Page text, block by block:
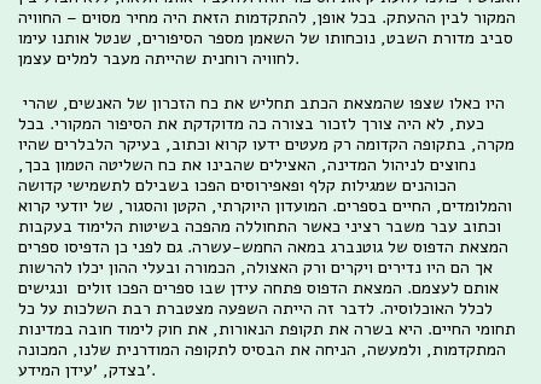
המקור לבין ההעתק. בכל אופן, להתקדמות הזאת היה מחיר מסוים – החוויה
סביב מדורת השבט, נוכחותו של השאמן מספר הסיפורים, שנטל אותנו עימו
לחוויה רוחנית שהייתה מעבר למלים עצמן.
כעת, לא היה צורך לזכור בצורה כה מדוקדקת את הסיפור המקורי. בכל
מקרה, בתקופה הקדומה רק מעטים ידעו קרוא וכתוב, בעיקר הלבלרים שהיו
נחוצים לניהול המדינה, האצילים שהבינו את כח השליטה הטמון בכך,
הכוהנים שמגילות קלף ופאפירוסים הפכו בשבילם לתשמישי קדושה
והמלומדים, החיים בספרים. המועדון היוקרתי, הקטן והסגור, של יודעי קרוא
וכתוב עבר משבר רציני כאשר התחוללה מהפכה בשיטות הלימוד בעקבות
המצאת הדפוס של גוטנברג במאה החמש-עשרה. גם לפני כן הדפיסו ספרים
אך הם היו נדירים ויקרים ורק האצולה, הכמורה ובעלי ההון יכלו להרשות
אותם לעצמם. המצאת הדפוס פתחה עידן שבו ספרים הפכו זולים ונגישים
לכלל האוכלוסיה. לדבר זה הייתה השפעה מצטברת רבת השלכות על כל
תחומי החיים. היא בשרה את תקופת הנאורות, את חוק לימוד חובה במדינות
המתקדמות, ולמעשה, הניחה את הבסיס לתקופה המודרנית שלנו, המכונה
בצדק, 'עידן המידע'.